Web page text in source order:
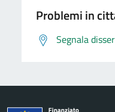
Problemi in
Segnala